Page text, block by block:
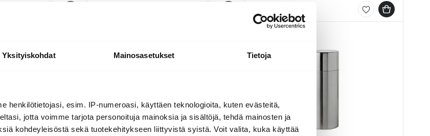
Yksityiskohdat Mainosasetukset Tietoja
henkilötietojasi, esim. IP-numeroasi, käyttäen teknologioita, kuten evästeitä,
jotta voimme tarjota personoituja mainoksia ja sisältöjä, tehdä mainosten ja
kohdeyleisöstä sekä tuotekehitykseen liittyvistä syistä. Voit valita, kuka käyttää